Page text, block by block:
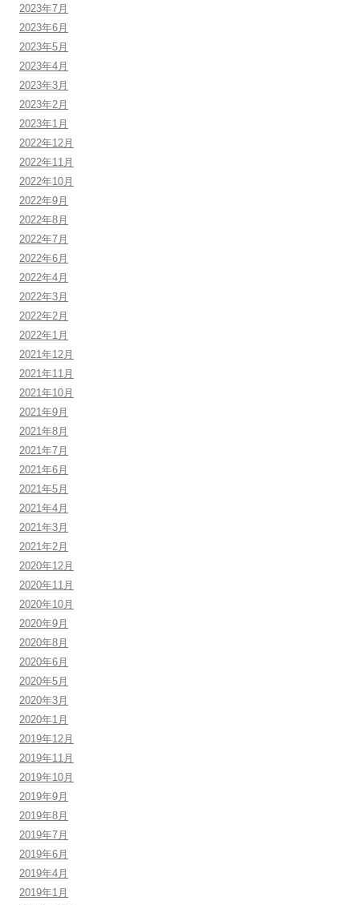
2023年7月
2023年6月
2023年5月
2023年4月
2023年3月
2023年2月
2023年1月
2022年12月
2022年11月
2022年10月
2022年9月
2022年8月
2022年7月
2022年6月
2022年4月
2022年3月
2022年2月
2022年1月
2021年12月
2021年11月
2021年10月
2021年9月
2021年8月
2021年7月
2021年6月
2021年5月
2021年4月
2021年3月
2021年2月
2020年12月
2020年11月
2020年10月
2020年9月
2020年8月
2020年6月
2020年5月
2020年3月
2020年1月
2019年12月
2019年11月
2019年10月
2019年9月
2019年8月
2019年7月
2019年6月
2019年4月
2019年1月